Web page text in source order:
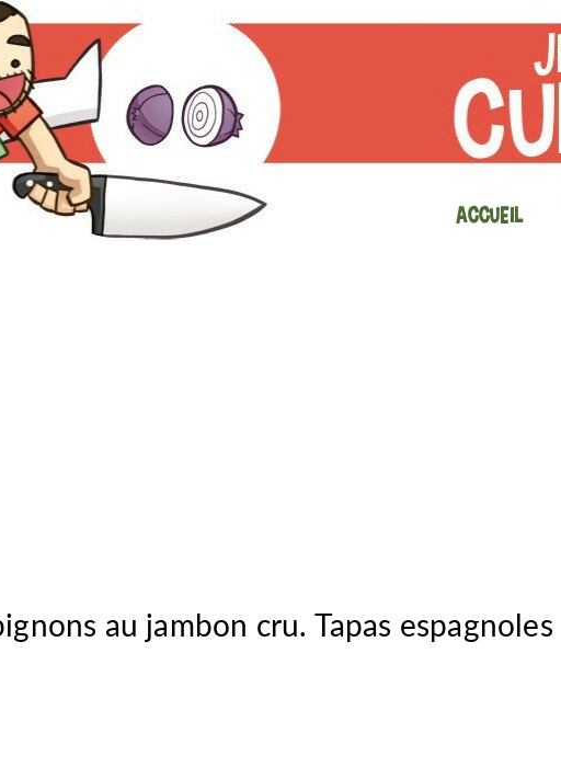
Accueil
au jambon cru. Tapas espagnoles